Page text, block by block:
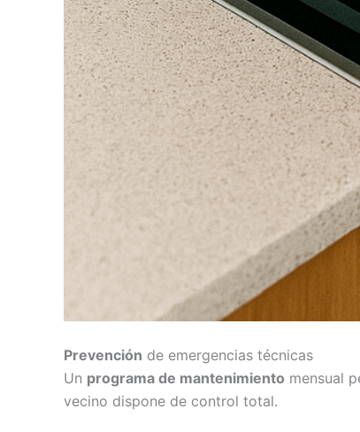
Prevención de emergencias técnicas
Un programa de mantenimiento mensual
vecino dispone de control total.